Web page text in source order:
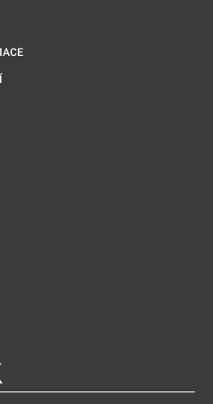
kartě
nové kartě
na nové kartě
se otevře na nové kartě